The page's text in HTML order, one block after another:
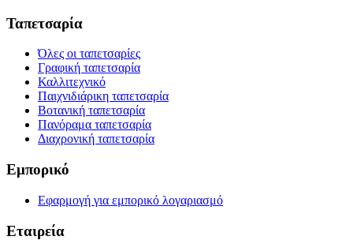
Ταπετσαρία
Όλες οι ταπετσαρίες
Γραφική ταπετσαρία
Καλλιτεχνικό
Παιχνιδιάρικη ταπετσαρία
Βοτανική ταπετσαρία
Πανόραμα ταπετσαρία
Διαχρονική ταπετσαρία
Εμπορικό
Εφαρμογή για εμπορικό λογαριασμό
Εταιρεία